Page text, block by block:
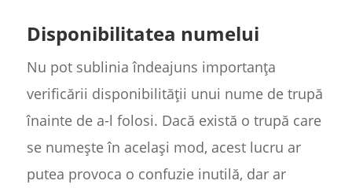
Disponibilitatea numelui
Nu pot sublinia îndeajuns importanța
verificării disponibilității unui nume de trupă
înainte de a-l folosi. Dacă există o trupă care
se numește în același mod, acest lucru ar
putea provoca o confuzie inutilă, dar ar